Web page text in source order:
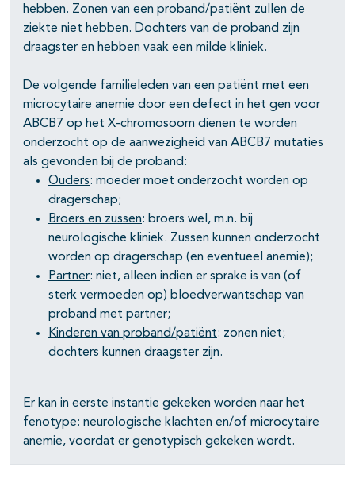
hebben. Zonen van een proband/patiënt zullen de
ziekte niet hebben. Dochters van de proband zijn
draagster en hebben vaak een milde kliniek.
De volgende familieleden van een patiënt met een
microcytaire anemie door een defect in het gen voor
ABCB7 op het X-chromosoom dienen te worden
onderzocht op de aanwezigheid van ABCB7 mutaties
als gevonden bij de proband:
Ouders: moeder moet onderzocht worden op
dragerschap;
Broers en zussen: broers wel, m.n. bij
neurologische kliniek. Zussen kunnen onderzocht
worden op dragerschap (en eventueel anemie);
Partner: niet, alleen indien er sprake is van (of
sterk vermoeden op) bloedverwantschap van
proband met partner;
Kinderen van proband/patiënt: zonen niet;
dochters kunnen draagster zijn.
Er kan in eerste instantie gekeken worden naar het
fenotype: neurologische klachten en/of microcytaire
anemie, voordat er genotypisch gekeken wordt.